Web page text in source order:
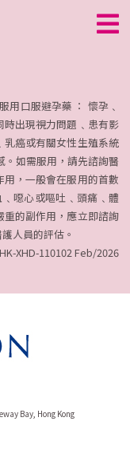
用口服避孕藥 ： 懷孕﹑
出現視力問題﹑患有影
癌或有關女性生殖系統
如需服用，請先諮詢醫
，一般會在服用的首數
噁心或嘔吐﹑頭痛﹑體
的副作用，應立即諮詢
人員的評估。
HK-XHD-110102 Feb/2026
Bay, Hong Kong